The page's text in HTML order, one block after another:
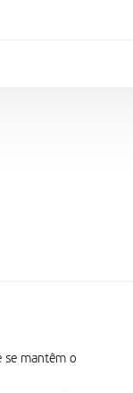
se mantêm o